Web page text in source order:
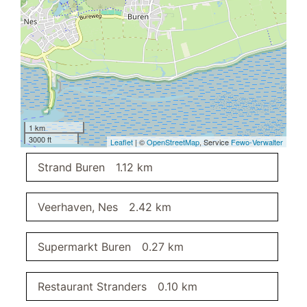
katten toegestaan
boeken
bowling
dweilbaar vloeroppervlak
gratis wifi
wasrek
fietsen
honden toegestaan
bordspellen
verwarming
paardrijden
roken verboden
hondenbakjes
windsurfen
dichtjij het strand
drogener
gezinsvriendelijk
1 km
3000 ft
Leaflet| ©OpenStreetMap, ServiceFewo-Verwalter
Strand Buren 1.12 km
Veerhaven, Nes 2.42 km
Supermarkt Buren 0.27 km
Restaurant Stranders 0.10 km